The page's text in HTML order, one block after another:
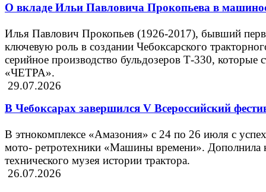
О вкладе Ильи Павловича Прокопьева в
Илья Павлович Прокопьев (1926-2017), бывший
ключевую роль в создании Чебоксарского
серийное производство бульдозеров Т-330, которые
«ЧЕТРА».
29.07.2026
В Чебоксарах завершился V Всероссийский
В этнокомплексе «Амазония» с 24 по 26 июля с
мото- ретротехники «Машины времени».
технического музея истории трактора.
26.07.2026